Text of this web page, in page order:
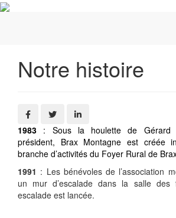
Notre histoire
1983 : Sous la houlette de Gérard
président, Brax Montagne est créée
branche d’activités du Foyer Rural de
1991 : Les bénévoles de l’association
un mur d’escalade dans la salle des
escalade est lancée.